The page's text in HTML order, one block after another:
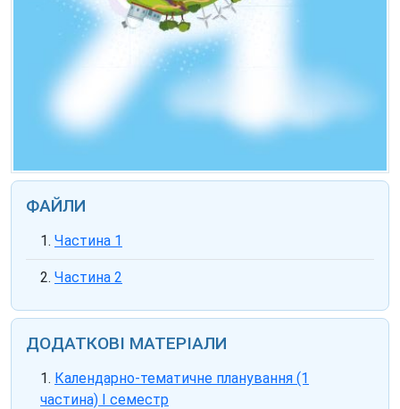
ФАЙЛИ
Частина 1
Частина 2
ДОДАТКОВІ МАТЕРІАЛИ
Календарно-тематичне планування (1
частина) І семестр